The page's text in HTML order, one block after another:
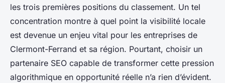
les trois premières positions du classement. Un tel
concentration montre à quel point la visibilité locale
est devenue un enjeu vital pour les entreprises de
Clermont-Ferrand et sa région. Pourtant, choisir un
partenaire SEO capable de transformer cette pression
algorithmique en opportunité réelle n’a rien d’évident.